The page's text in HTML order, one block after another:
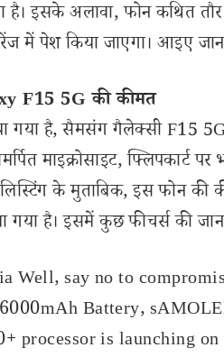
है। इसके अलावा, फोन कथित
रेंज में पेश किया जाएगा। आइए
F15 5G की कीमत
गया है, सैमसंग गैलेक्सी F15
माइक्रोसाइट, फ्लिपकार्ट
लिस्टिंग के मुताबिक, इस फोन
गया है। इसमें कुछ फीचर्स की
Well, say no to
Battery,
processor is launching